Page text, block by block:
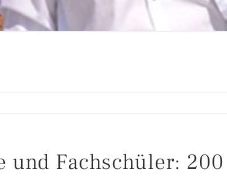
Fachschüler: